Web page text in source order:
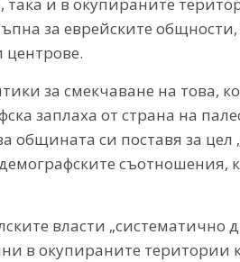
и в окупираните
за еврейските
центрове.
за смекчаване на това,
заплаха от страна на
общината си поставя за
съотношения,
власти
в окупираните територии